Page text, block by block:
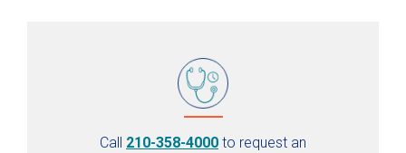
Call 210-358-4000 to request an